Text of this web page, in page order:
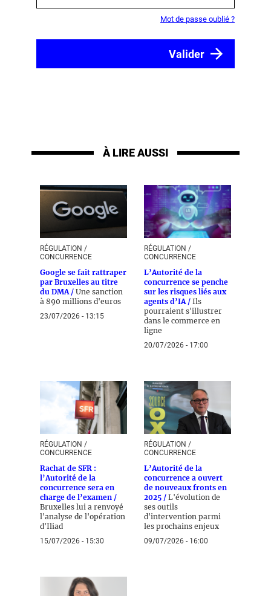
Mot de passe oublié ?
À LIRE AUSSI
RÉGULATION /
CONCURRENCE
Google se fait rattraper
par Bruxelles au titre
du DMA / Une sanction
à 890 millions d'euros
23/07/2026 - 13:15
RÉGULATION /
CONCURRENCE
L’Autorité de la
concurrence se penche
sur les risques liés aux
agents d’IA / Ils
pourraient s'illustrer
dans le commerce en
ligne
20/07/2026 - 17:00
RÉGULATION /
CONCURRENCE
Rachat de SFR :
l’Autorité de la
concurrence sera en
charge de l’examen /
Bruxelles lui a renvoyé
l'analyse de l'opération
d'Iliad
15/07/2026 - 15:30
RÉGULATION /
CONCURRENCE
L’Autorité de la
concurrence a ouvert
de nouveaux fronts en
2025 / L'évolution de
ses outils
d'intervention parmi
les prochains enjeux
09/07/2026 - 16:00